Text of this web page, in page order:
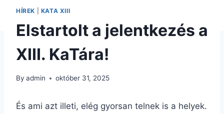
HÍREK KATA XIII
Elstartolt a jelentkezés a
XIII. KaTára!
By admin október 31, 2025
És ami azt illeti, elég gyorsan telnek is a helyek.